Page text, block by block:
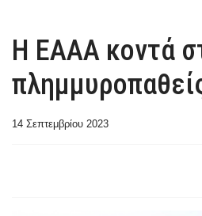
H EAAA κοντά
14 Σεπτεμβρίου 2023